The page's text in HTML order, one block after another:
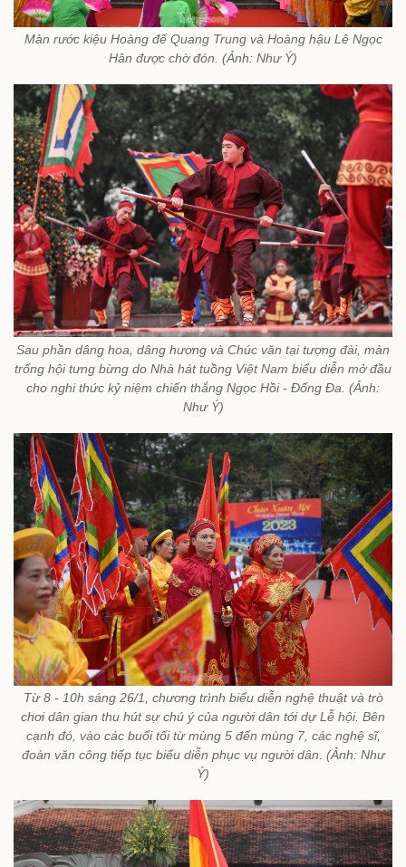
Màn rước kiệu Hoàng đế Quang Trung và Hoàng hậu Lê Ngọc
Hân được chờ đón. (Ảnh: Như Ý)
Sau phần dâng hoa, dâng hương và Chúc văn tại tượng đài, màn
trống hội tưng bừng do Nhà hát tuồng Việt Nam biểu diễn mở đầu
cho nghi thức kỷ niệm chiến thắng Ngọc Hồi - Đống Đa. (Ảnh:
Như Ý)
Từ 8 - 10h sáng 26/1, chương trình biểu diễn nghệ thuật và trò
chơi dân gian thu hút sự chú ý của người dân tới dự Lễ hội. Bên
cạnh đó, vào các buổi tối từ mùng 5 đến mùng 7, các nghệ sĩ,
đoàn văn công tiếp tục biểu diễn phục vụ người dân. (Ảnh: Như
Ý)